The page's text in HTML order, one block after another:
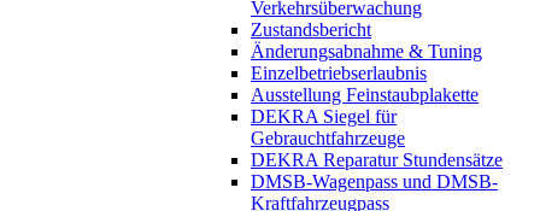
Verkehrsüberwachung
Zustandsbericht
Änderungsabnahme & Tuning
Einzelbetriebserlaubnis
Ausstellung Feinstaubplakette
DEKRA Siegel für
Gebrauchtfahrzeuge
DEKRA Reparatur Stundensätze
DMSB-Wagenpass und DMSB-
Kraftfahrzeugpass